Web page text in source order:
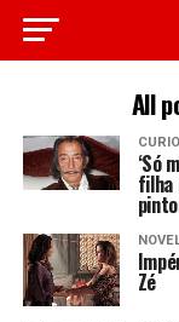
All
‘Só
filha
Zé